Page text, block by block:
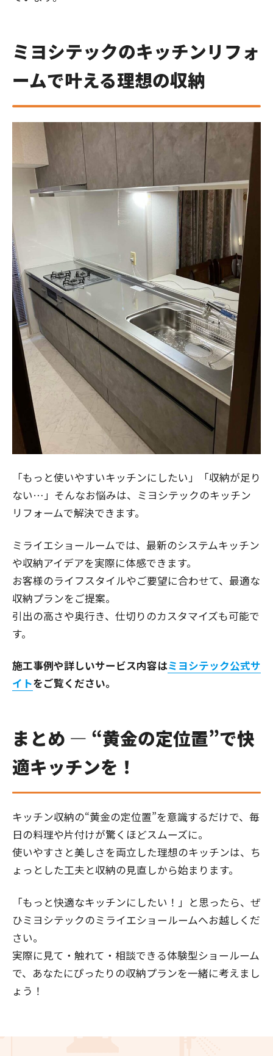
ミヨシテックのキッチンリフォ
ームで叶える理想の収納
「もっと使いやすいキッチンにしたい」「収納が足り
ない…」そんなお悩みは、ミヨシテックのキッチン
リフォームで解決できます。
ミライエショールームでは、最新のシステムキッチン
や収納アイデアを実際に体感できます。
お客様のライフスタイルやご要望に合わせて、最適な
収納プランをご提案。
引出の高さや奥行き、仕切りのカスタマイズも可能で
す。
施工事例や詳しいサービス内容はミヨシテック公式サ
イトをご覧ください。
まとめ ― “黄金の定位置”で快
適キッチンを！
キッチン収納の“黄金の定位置”を意識するだけで、毎
日の料理や片付けが驚くほどスムーズに。
使いやすさと美しさを両立した理想のキッチンは、ち
ょっとした工夫と収納の見直しから始まります。
「もっと快適なキッチンにしたい！」と思ったら、ぜ
ひミヨシテックのミライエショールームへお越しくだ
さい。
実際に見て・触れて・相談できる体験型ショールーム
で、あなたにぴったりの収納プランを一緒に考えまし
ょう！